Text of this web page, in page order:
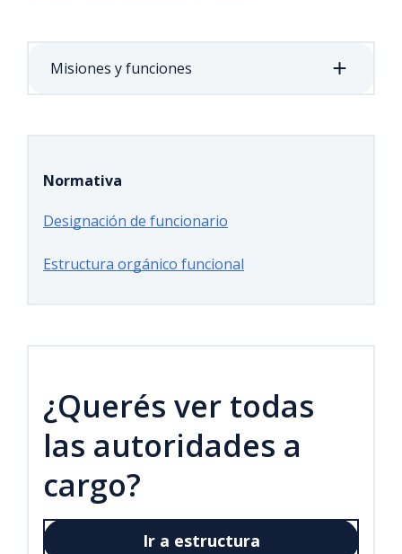
Misiones y funciones
Normativa
Designación de funcionario
Estructura orgánico funcional
¿Querés ver todas
las autoridades a
cargo?
Ir a estructura